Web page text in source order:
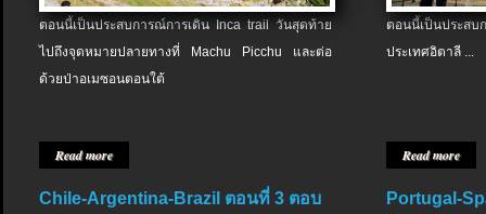
ตอนนี้เป็นประสบการณ์การเดิน Inca trail วันสุดท้าย
ไปถึงจุดหมายปลายทางที่ Machu Picchu และต่อ
ด้วยป่าอเมซอนตอนใต้
Read more
ตอนนี้เป็นประส
ประเทศอิตาลี ...
Read more
Chile-Argentina-Brazil ตอนที่ 3 ตอบ
Portugal-